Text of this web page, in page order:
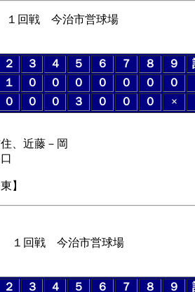
１回戦 今治市営球場
２ ３ ４ ５ ６ ７ ８ ９
１ ０ ０ ０ ０ ０ ０ ０
０ ０ ０ ３ ０ ０ ０ ×
、近藤－岡
】
１回戦 今治市営球場
２ ３ ４ ５ ６ ７ ８ ９